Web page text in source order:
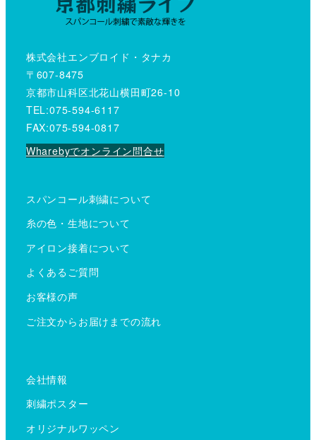
株式会社エンブロイド・タナカ
〒607-8475
京都市山科区北花山横田町26-10
TEL:075-594-6117
FAX:075-594-0817
Wharebyでオンライン問合せ
スパンコール刺繍について
糸の色・生地について
アイロン接着について
よくあるご質問
お客様の声
ご注文からお届けまでの流れ
会社情報
刺繍ポスター
オリジナルワッペン